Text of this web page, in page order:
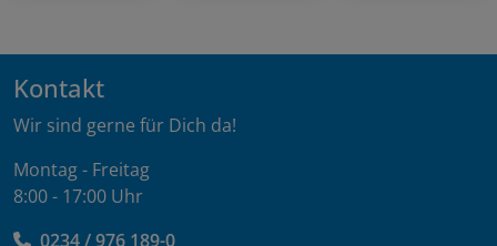
Kontakt
Wir sind gerne für Dich da!
Montag - Freitag
8:00 - 17:00 Uhr
0234 / 976 189-0